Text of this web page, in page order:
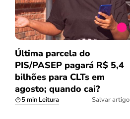
Última parcela do
PIS/PASEP pagará R$ 5,4
bilhões para CLTs em
agosto; quando cai?
5 min Leitura Salvar artigo